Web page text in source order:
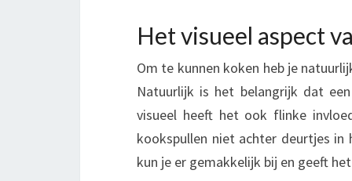
Het visueel aspect
Om te kunnen koken heb je
Natuurlijk is het belangrijk dat
visueel heeft het ook flinke
kookspullen niet achter deurtjes
kun je er gemakkelijk bij en geeft